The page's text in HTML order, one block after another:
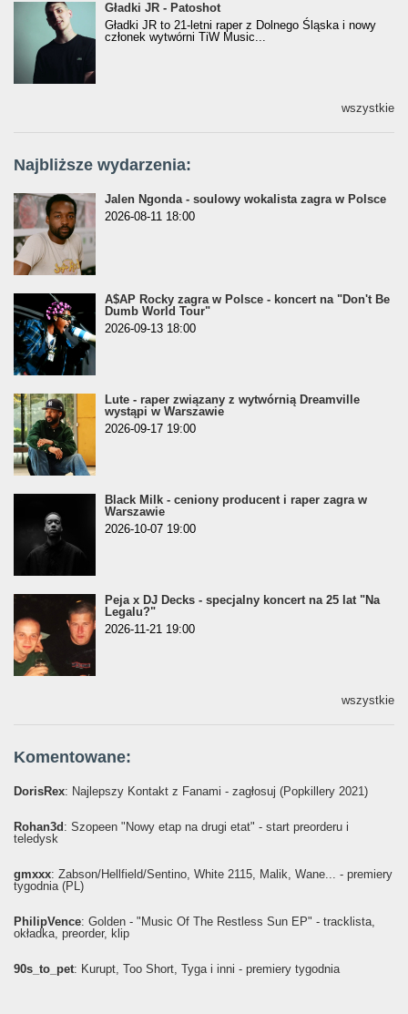
Gładki JR - Patoshot
Gładki JR - Patoshot
Gładki JR to 21-letni raper z Dolnego Śląska i nowy
członek wytwórni TiW Music...
wszystkie
Najbliższe wydarzenia:
Jalen Ngonda - soulowy wokalista zagra w Polsce
2026-08-11 18:00
A$AP Rocky zagra w Polsce - koncert na "Don't Be
Dumb World Tour"
2026-09-13 18:00
Lute - raper związany z wytwórnią Dreamville
wystąpi w Warszawie
2026-09-17 19:00
Black Milk - ceniony producent i raper zagra w
Warszawie
2026-10-07 19:00
Peja x DJ Decks - specjalny koncert na 25 lat "Na
Legalu?"
2026-11-21 19:00
wszystkie
Komentowane:
DorisRex: Najlepszy Kontakt z Fanami - zagłosuj (Popkillery 2021)
Rohan3d: Szopeen "Nowy etap na drugi etat" - start preorderu i
teledysk
gmxxx: Żabson/Hellfield/Sentino, White 2115, Malik, Wane... - premiery
tygodnia (PL)
PhilipVence: Golden - "Music Of The Restless Sun EP" - tracklista,
okładka, preorder, klip
90s_to_pet: Kurupt, Too Short, Tyga i inni - premiery tygodnia